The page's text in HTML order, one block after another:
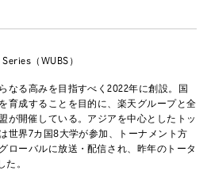
（WUBS）
なる高みを目指すべく2022年に創設。国
育成することを目的に、楽天グループと全
が開催している。アジアを中心としたトッ
世界7カ国8大学が参加、トーナメント方
ローバルに放送・配信され、昨年のトータ
。